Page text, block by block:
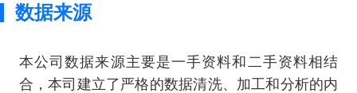
数据来源
本公司数据来源主要是一手资料和二手资料相结
合，本司建立了严格的数据清洗、加工和分析的内